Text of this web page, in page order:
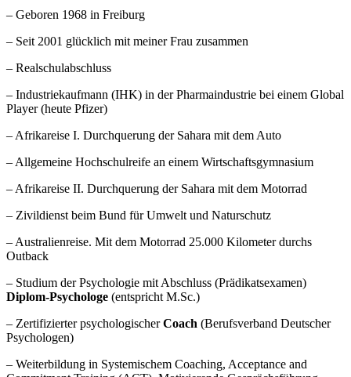
– Geboren 1968 in Freiburg
– Seit 2001 glücklich mit meiner Frau zusammen
– Realschulabschluss
– Industriekaufmann (IHK) in der Pharmaindustrie bei einem Global
Player (heute Pfizer)
– Afrikareise I. Durchquerung der Sahara mit dem Auto
– Allgemeine Hochschulreife an einem Wirtschaftsgymnasium
– Afrikareise II. Durchquerung der Sahara mit dem Motorrad
– Zivildienst beim Bund für Umwelt und Naturschutz
– Australienreise. Mit dem Motorrad 25.000 Kilometer durchs
Outback
– Studium der Psychologie mit Abschluss (Prädikatsexamen)
Diplom-Psychologe (entspricht M.Sc.)
– Zertifizierter psychologischerCoach (Berufsverband Deutscher
Psychologen)
– Weiterbildung in Systemischem Coaching, Acceptance and